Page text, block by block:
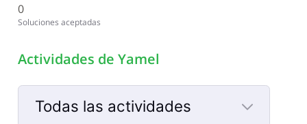
0
Soluciones aceptadas
Actividades de Yamel
Todas las actividades